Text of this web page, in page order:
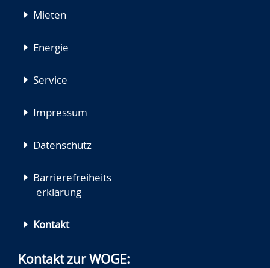
Mieten
Energie
Service
Impressum
Datenschutz
Barrierefreiheits
erklärung
Kontakt
Kontakt zur WOGE: